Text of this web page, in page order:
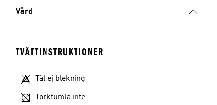
Vård
TVÄTTINSTRUKTIONER
Tål ej blekning
Torktumla inte